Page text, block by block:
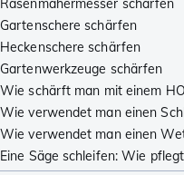
Rasenmähermesser schärfen
Gartenschere schärfen
Heckenschere schärfen
Gartenwerkzeuge schärfen
Wie schärft man mit einem
Wie verwendet man einen
Wie verwendet man einen
Eine Säge schleifen: Wie